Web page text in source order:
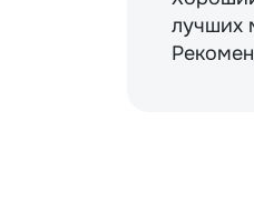
лучших